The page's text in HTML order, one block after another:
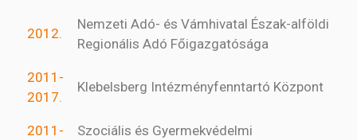
2012.
Nemzeti Adó- és Vámhivatal Észak-alföldi
Regionális Adó Főigazgatósága
2011-
2017.
Klebelsberg Intézményfenntartó Központ
2011-
Szociális és Gyermekvédelmi